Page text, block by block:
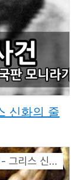
신화의 줄
시지포스(시지프스)란 뜻 - 그리스 신화의 줄거리